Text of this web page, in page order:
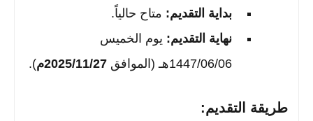
بداية التقديم: متاح حالياً.
نهاية التقديم: يوم الخميس
1447/06/06هـ (الموافق
2025/11/27م ).
طريقة التقديم: